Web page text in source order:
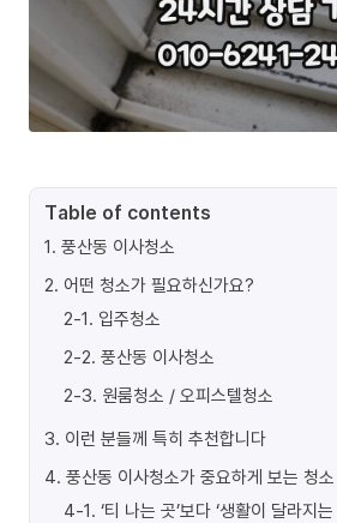
Table of contents
1. 풍산동 이사청소
2. 어떤 청소가 필요하신가요?
2-1. 입주청소
2-2. 풍산동 이사청소
2-3. 원룸청소 / 오피스텔청소
3. 이런 분들께 특히 추천합니다
4. 풍산동 이사청소가 중요하게 보는 청
4-1. ‘티 나는 곳’보다 ‘생활이 달라지